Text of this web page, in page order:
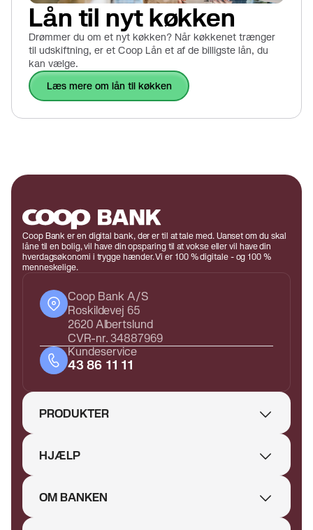
Lån til nyt køkken
Drømmer du om et nyt køkken? Når køkkenet trænger
til udskiftning, er et Coop Lån et af de billigste lån, du
kan vælge.
læs mere om lån til køkken
Coop Bank er en digital bank, der er til at tale med. Uanset om du skal
låne til en bolig, vil have din opsparing til at vokse eller vil have din
hverdagsøkonomi i trygge hænder. Vi er 100 % digitale - og 100 %
menneskelige.
Coop Bank A/S
Roskildevej 65
2620 Albertslund
CVR-nr. 34887969
Kundeservice
43 86 11 11
PRODUKTER
HJÆLP
OM BANKEN